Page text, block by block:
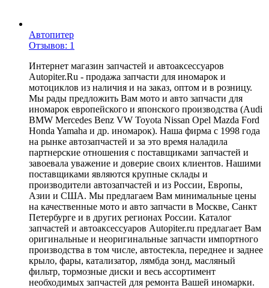
Автопитер
Отзывов: 1
Интернет магазин запчастей и автоаксессуаров
Autopiter.Ru - продажа запчасти для иномарок и
мотоциклов из наличия и на заказ, оптом и в розницу.
Мы рады предложить Вам мото и авто запчасти для
иномарок европейского и японского производства (Audi
BMW Mercedes Benz VW Toyota Nissan Opel Mazda Ford
Honda Yamaha и др. иномарок). Наша фирма с 1998 года
на рынке автозапчастей и за это время наладила
партнерские отношения с поставщиками запчастей и
завоевала уважение и доверие своих клиентов. Нашими
поставщиками являются крупные склады и
производители автозапчастей и из России, Европы,
Азии и США. Мы предлагаем Вам минимальные цены
на качественные мото и авто запчасти в Москве, Санкт
Петербурге и в других регионах России. Каталог
запчастей и автоаксессуаров Autopiter.ru предлагает Вам
оригинальные и неоригинальные запчасти импортного
производства в том числе, автостекла, переднее и заднее
крыло, фары, катализатор, лямбда зонд, масляный
фильтр, тормозные диски и весь ассортимент
необходимых запчастей для ремонта Вашей иномарки.